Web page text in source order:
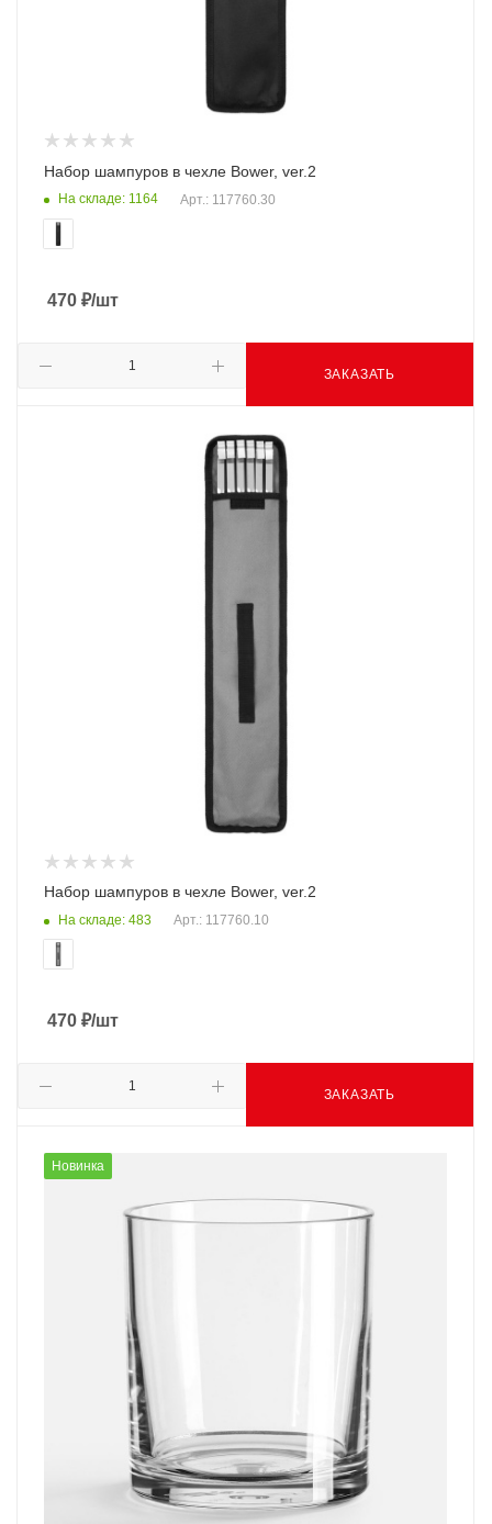
Набор шампуров в чехле Bower, ver.2
На складе: 1164 Арт.: 117760.30
470 ₽/шт
ЗАКАЗАТЬ
Набор шампуров в чехле Bower, ver.2
На складе: 483 Арт.: 117760.10
470 ₽/шт
ЗАКАЗАТЬ
Новинка